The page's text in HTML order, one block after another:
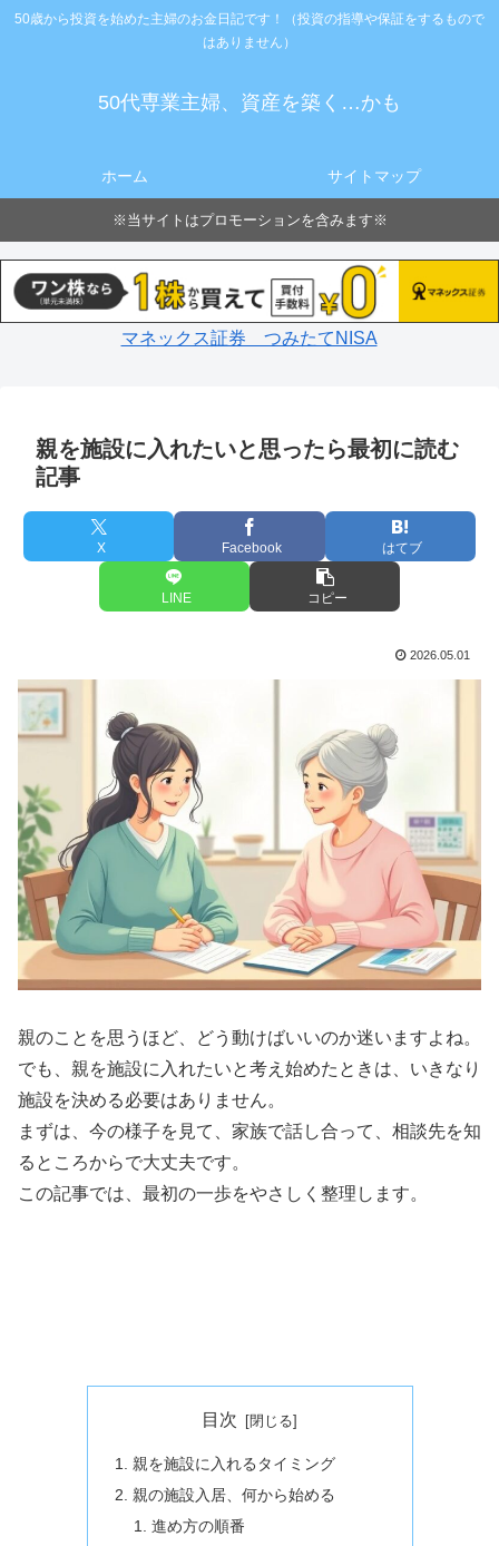
50歳から投資を始めた主婦のお金日記です！（投資の指導や保証をするもので
はありません）
50代専業主婦、資産を築く…かも
ホーム サイトマップ
※当サイトはプロモーションを含みます※
マネックス証券 つみたてNISA
親を施設に入れたいと思ったら最初に読む
記事
X Facebook はてブ
LINE コピー
2026.05.01
親のことを思うほど、どう動けばいいのか迷いますよね。
でも、親を施設に入れたいと考え始めたときは、いきなり
施設を決める必要はありません。
まずは、今の様子を見て、家族で話し合って、相談先を知
るところからで大丈夫です。
この記事では、最初の一歩をやさしく整理します。
目次
親を施設に入れるタイミング
親の施設入居、何から始める
進め方の順番